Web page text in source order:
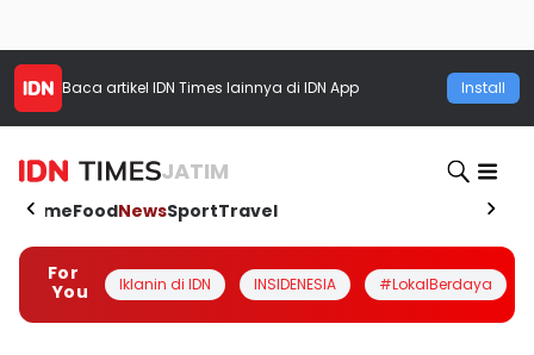
Baca artikel IDN Times lainnya di IDN App Install
JATIM
HomeFoodNewsSportTravel
For
You
Iklanin di IDN INSIDENESIA #LokalBerdaya